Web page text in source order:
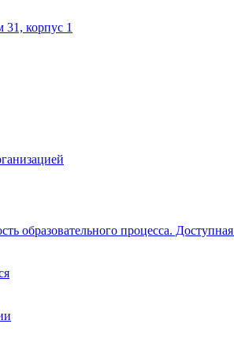
корпус 1
образовательного процесса. Доступная